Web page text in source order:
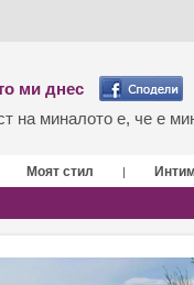
ми днес
на миналото е, че е
Моят стил |